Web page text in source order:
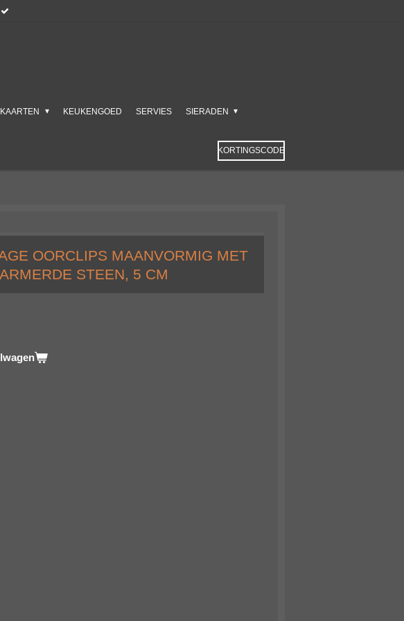
KEUKENGOED SERVIES SIERADEN
KORTINGSCODE
OORCLIPS MAANVORMIG MET
STEEN, 5 CM